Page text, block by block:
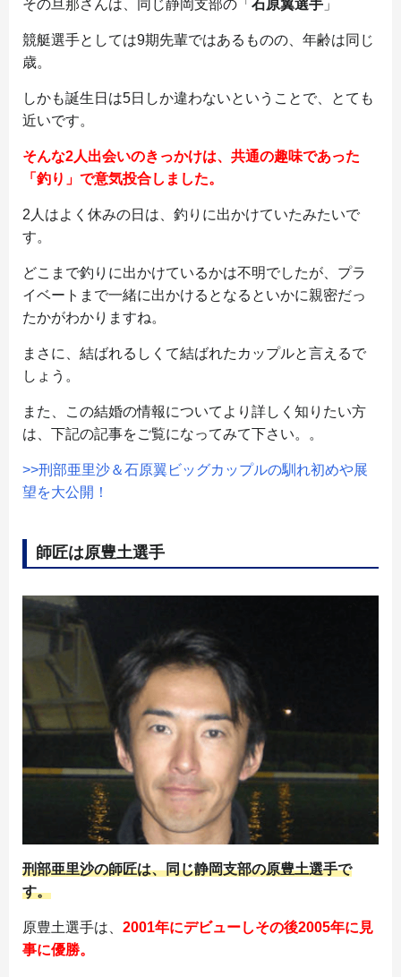
その旦那さんは、同じ静岡支部の「 石原翼選手 」
競艇選手としては9期先輩ではあるものの、年齢は同じ
歳。
しかも誕生日は5日しか違わないということで、とても
近いです。
そんな2人出会いのきっかけは、共通の趣味であった
「釣り」で意気投合しました。
2人はよく休みの日は、釣りに出かけていたみたいで
す。
どこまで釣りに出かけているかは不明でしたが、プラ
イベートまで一緒に出かけるとなるといかに親密だっ
たかがわかりますね。
まさに、結ばれるしくて結ばれたカップルと言えるで
しょう。
また、この結婚の情報についてより詳しく知りたい方
は、下記の記事をご覧になってみて下さい。。
>>刑部亜里沙＆石原翼ビッグカップルの馴れ初めや展
望を大公開！
師匠は原豊土選手
刑部亜里沙の師匠は、同じ静岡支部の原豊土選手で
す。
原豊土選手は、 2001年にデビューしその後2005年に見
事に優勝。